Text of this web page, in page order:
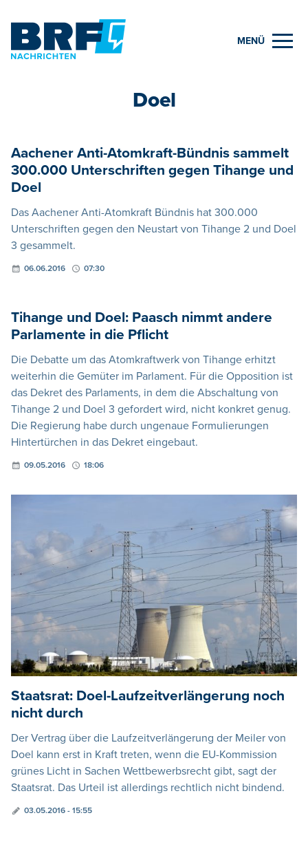
MENÜ
Doel
Aachener Anti-Atomkraft-Bündnis sammelt
300.000 Unterschriften gegen Tihange und
Doel
Das Aachener Anti-Atomkraft Bündnis hat 300.000
Unterschriften gegen den Neustart von Tihange 2 und Doel
3 gesammelt.
06.06.2016 07:30
Tihange und Doel: Paasch nimmt andere
Parlamente in die Pflicht
Die Debatte um das Atomkraftwerk von Tihange erhitzt
weiterhin die Gemüter im Parlament. Für die Opposition ist
das Dekret des Parlaments, in dem die Abschaltung von
Tihange 2 und Doel 3 gefordert wird, nicht konkret genug.
Die Regierung habe durch ungenaue Formulierungen
Hintertürchen in das Dekret eingebaut.
09.05.2016 18:06
Staatsrat: Doel-Laufzeitverlängerung noch
nicht durch
Der Vertrag über die Laufzeitverlängerung der Meiler von
Doel kann erst in Kraft treten, wenn die EU-Kommission
grünes Licht in Sachen Wettbewerbsrecht gibt, sagt der
Staatsrat. Das Urteil ist allerdings rechtlich nicht bindend.
03.05.2016 - 15:55